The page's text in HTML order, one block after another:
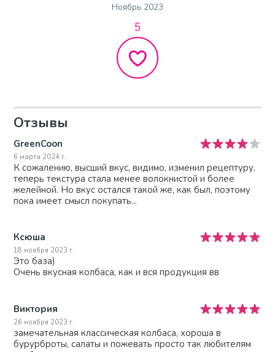
Ноябрь 2023
5
Отзывы
GreenCoon
6 марта 2024 г.
К сожалению, высший вкус, видимо, изменил рецептуру,
теперь текстура стала менее волокнистой и более
желейной. Но вкус остался такой же, как был, поэтому
пока имеет смысл покупать...
Ксюша
18 ноября 2023 г.
Это база)
Очень вкусная колбаса, как и вся продукция вв
Виктория
26 ноября 2023 г.
замечательная классическая колбаса, хороша в
бурурброты, салаты и пожевать просто так любителям